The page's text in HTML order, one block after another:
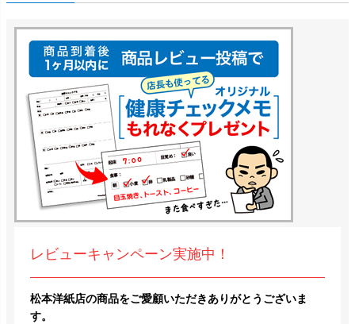
レビューキャンペーン実施中！
松本洋紙店の商品をご愛顧いただきありがとうございま
す。